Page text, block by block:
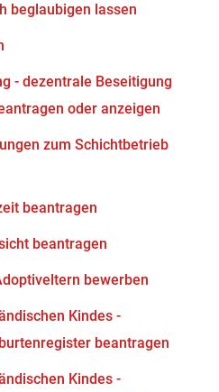
beglaubigen lassen
- dezentrale Beseitigung
oder anzeigen
zum Schichtbetrieb
beantragen
beantragen
bewerben
Kindes -
beantragen
Kindes -